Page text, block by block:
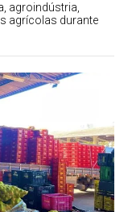
agroindústria,
agrícolas durante